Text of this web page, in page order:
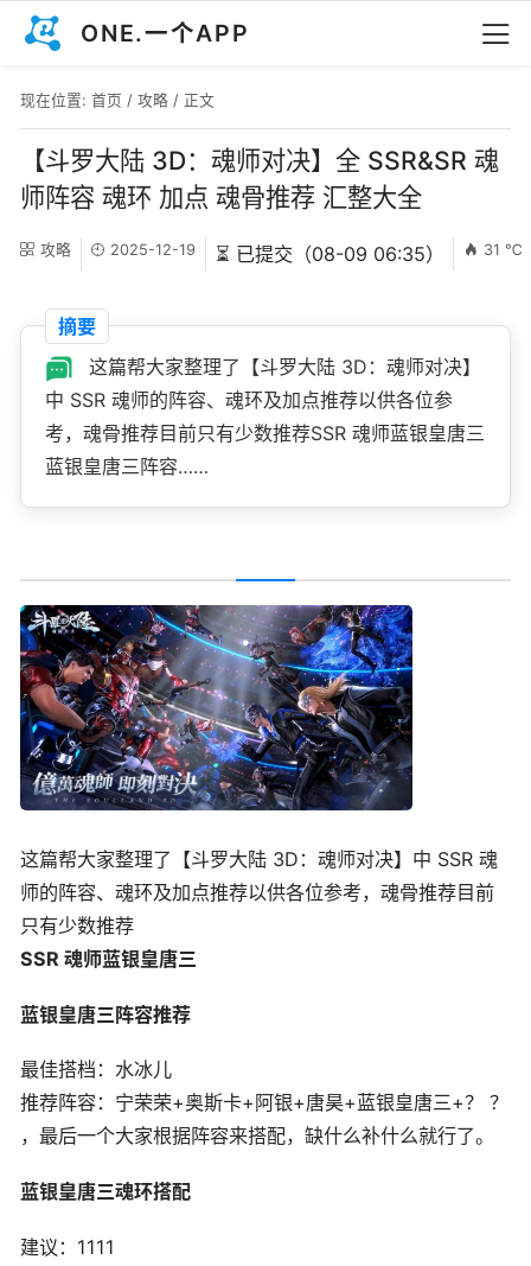
ONE.一个APP
现在位置: 首页 / 攻略 / 正文
【斗罗大陆 3D：魂师对决】全 SSR&SR 魂
师阵容 魂环 加点 魂骨推荐 汇整大全
攻略 2025-12-19 ⏳ 已提交（08-09 06:35） 31 ℃
摘要
这篇帮大家整理了【斗罗大陆 3D：魂师对决】
中 SSR 魂师的阵容、魂环及加点推荐以供各位参
考，魂骨推荐目前只有少数推荐SSR 魂师蓝银皇唐三
蓝银皇唐三阵容……
这篇帮大家整理了【斗罗大陆 3D：魂师对决】中 SSR 魂
师的阵容、魂环及加点推荐以供各位参考，魂骨推荐目前
只有少数推荐
SSR 魂师蓝银皇唐三
蓝银皇唐三阵容推荐
最佳搭档：水冰儿
推荐阵容：宁荣荣+奥斯卡+阿银+唐昊+蓝银皇唐三+？ ？
，最后一个大家根据阵容来搭配，缺什么补什么就行了。
蓝银皇唐三魂环搭配
建议：1111